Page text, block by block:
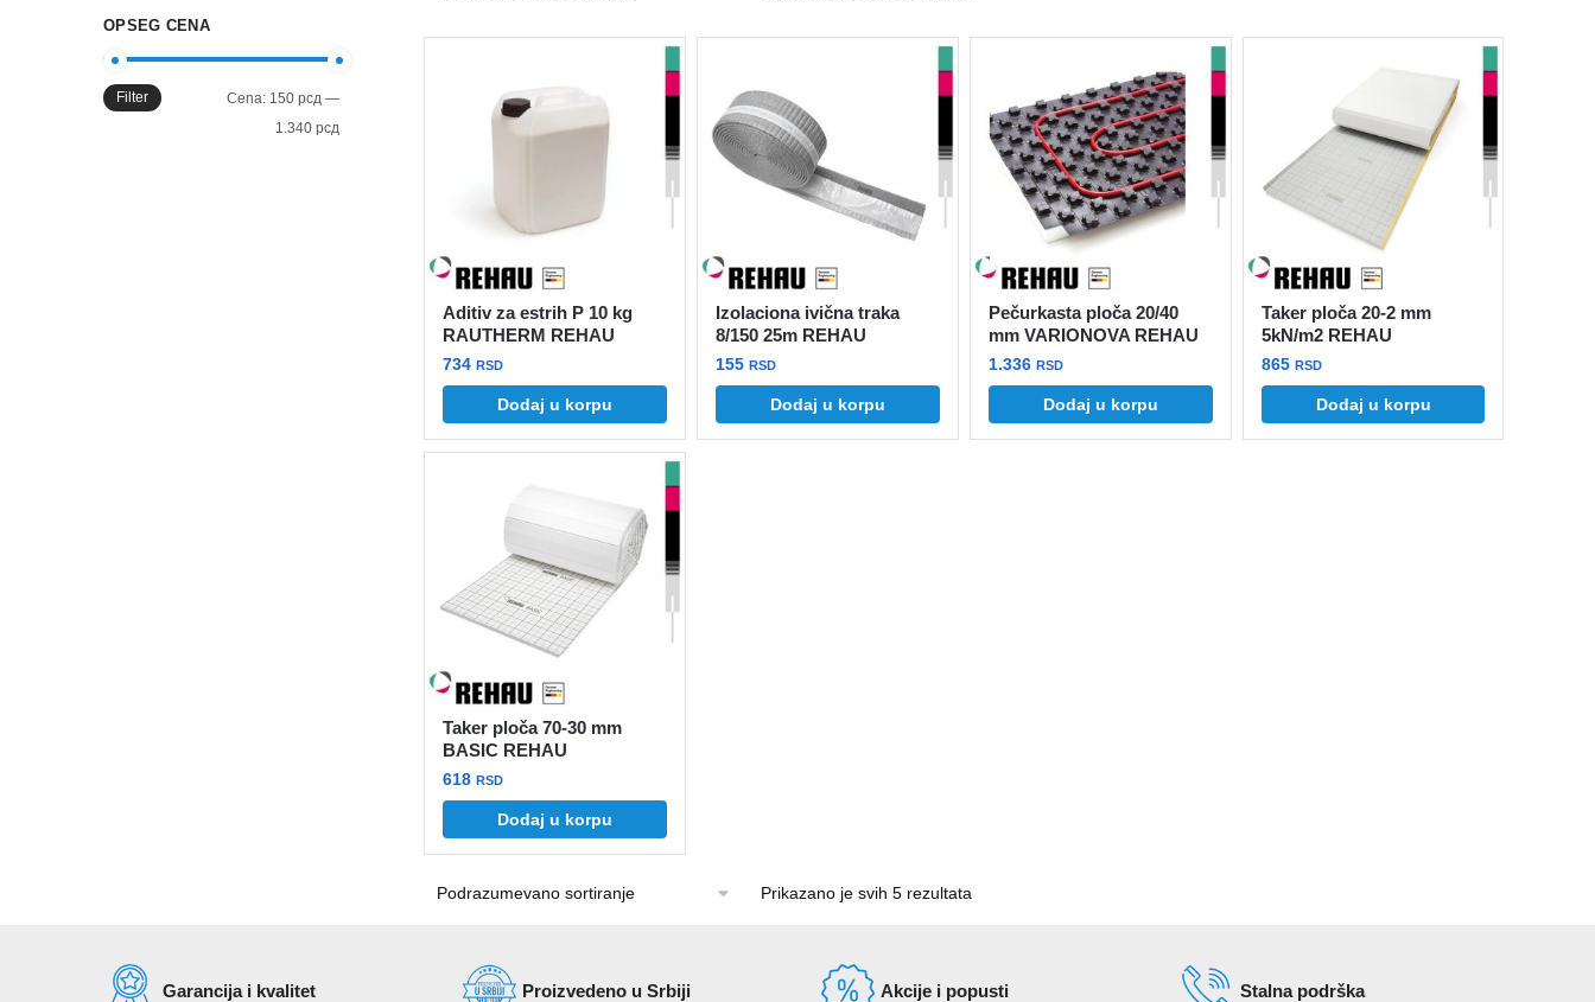
Aditiv za estrih P 10 kg
RAUTHERM REHAU
734RSD
Dodaj u korpu
Izolaciona ivična traka
8/150 25m REHAU
155RSD
Dodaj u korpu
Pečurkasta ploča 20/40
mm VARIONOVA REHAU
1.336 RSD
Dodaj u korpu
Taker ploča 20-2 mm
5kN/m2 REHAU
865 RSD
Dodaj u korpu
Taker ploča 70-30 mm
BASIC REHAU
618RSD
Dodaj u korpu
Prikazano je svih 5 rezultata
OPSEG CENA
Minimalna
cena
Maksimalna
cena
Filter Cena: 150 рсд—
1.340 рсд
Garancija i kvalitet Proizvedeno u Srbiji Akcije i popusti Stalna podrška